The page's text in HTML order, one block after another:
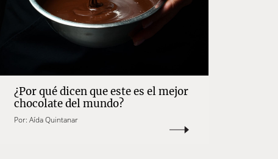
¿Por qué dicen que este es el mejor
chocolate del mundo?
Por:Aída Quintanar